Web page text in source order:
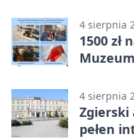
4 sierpnia
1500 zł
4 sierpnia
Zgierski
pełen